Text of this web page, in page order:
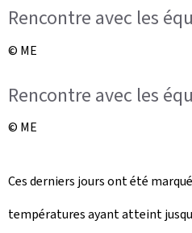
Rencontre avec les
© ME
Rencontre avec les
© ME
Ces derniers jours ont été
températures ayant atteint